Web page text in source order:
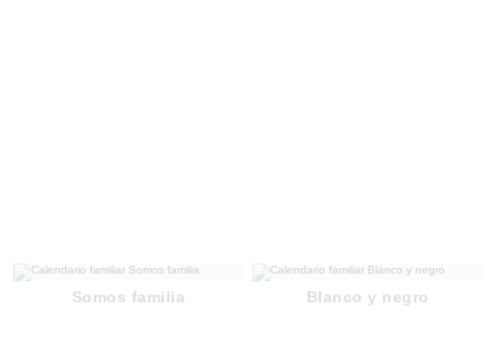
Somos familia Blanco y negro